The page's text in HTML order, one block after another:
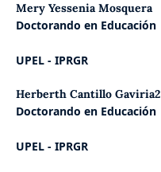
Mery Yessenia Mosquera
Doctorando en Educación
UPEL - IPRGR
Herberth Cantillo Gaviria2
Doctorando en Educación
UPEL - IPRGR